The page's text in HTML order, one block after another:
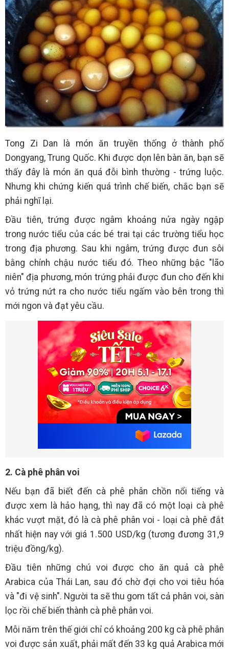
Tong Zi Dan là món ăn truyền thống ở thành phố
Dongyang, Trung Quốc. Khi được dọn lên bàn ăn, bạn sẽ
thấy đây là món ăn quá đỗi bình thường - trứng luộc.
Nhưng khi chứng kiến quá trình chế biến, chắc bạn sẽ
phải nghĩ lại.
Đầu tiên, trứng được ngâm khoảng nửa ngày ngập
trong nước tiểu của các bé trai tại các trường tiểu học
trong địa phương. Sau khi ngâm, trứng được đun sôi
bằng chính chậu nước tiểu đó. Theo những bậc "lão
niên" địa phương, món trứng phải được đun cho đến khi
vỏ trứng nứt ra cho nước tiểu ngấm vào bên trong thì
mới ngon và đạt yêu cầu.
2. Cà phê phân voi
Nếu bạn đã biết đến cà phê phân chồn nổi tiếng và
được xem là hảo hạng, thì nay đã có một loại cà phê
khác vượt mặt, đó là cà phê phân voi - loại cà phê đắt
nhất hiện nay với giá 1.500 USD/kg (tương đương 31,9
triệu đồng/kg).
Đầu tiên những chú voi được cho ăn quả cà phê
Arabica của Thái Lan, sau đó chờ đợi cho voi tiêu hóa
và "đi vệ sinh". Người ta sẽ thu gom tất cả phân voi, sàn
lọc rồi chế biến thành cà phê phân voi.
Mỗi năm trên thế giới chỉ có khoảng 200 kg cà phê phân
voi được sản xuất, phải mất đến 33 kg quả Arabica mới